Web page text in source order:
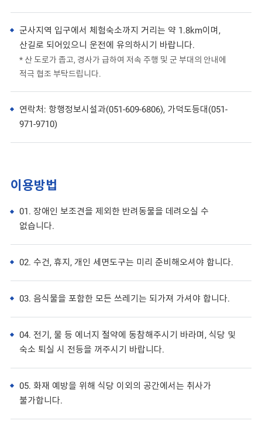
군사지역 입구에서 체험숙소까지 거리는 약 1.8km이며,
산길로 되어있으니 운전에 유의하시기 바랍니다.
* 산 도로가 좁고, 경사가 급하여 저속 주행 및 군 부대의 안내에
적극 협조 부탁드립니다.
연락처: 항행정보시설과(051-609-6806), 가덕도등대(051-
971-9710)
이용방법
01. 장애인 보조견을 제외한 반려동물을 데려오실 수
없습니다.
02. 수건, 휴지, 개인 세면도구는 미리 준비해오셔야 합니다.
03. 음식물을 포함한 모든 쓰레기는 되가져 가셔야 합니다.
04. 전기, 물 등 에너지 절약에 동참해주시기 바라며, 식당 및
숙소 퇴실 시 전등을 꺼주시기 바랍니다.
05. 화재 예방을 위해 식당 이외의 공간에서는 취사가
불가합니다.